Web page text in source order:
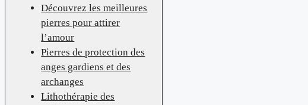
Découvrez les meilleures
pierres pour attirer
l’amour
Pierres de protection des
anges gardiens et des
archanges
Lithothérapie des